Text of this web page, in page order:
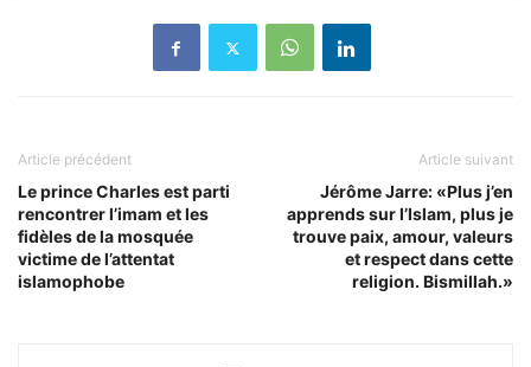
Article précédent
Le prince Charles est parti
rencontrer l’imam et les
fidèles de la mosquée
victime de l’attentat
islamophobe
Article suivant
Jérôme Jarre: «Plus j’en
apprends sur l’Islam, plus je
trouve paix, amour, valeurs
et respect dans cette
religion. Bismillah.»